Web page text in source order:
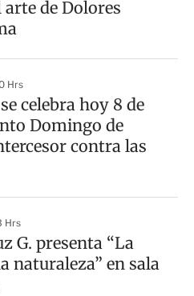
arte de Dolores
Hrs
celebra hoy 8 de
Domingo de
contra las
Hrs
G. presenta “La
naturaleza” en sala